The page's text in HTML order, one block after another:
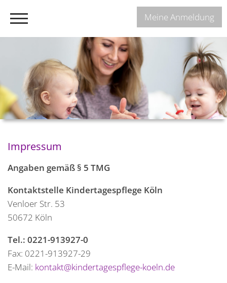
Meine Anmeldung
Impressum
Angaben gemäß § 5 TMG
Kontaktstelle Kindertagespflege Köln
Venloer Str. 53
50672 Köln
Tel.: 0221-913927-0
Fax: 0221-913927-29
E-Mail: kontakt@kindertagespflege-koeln.de